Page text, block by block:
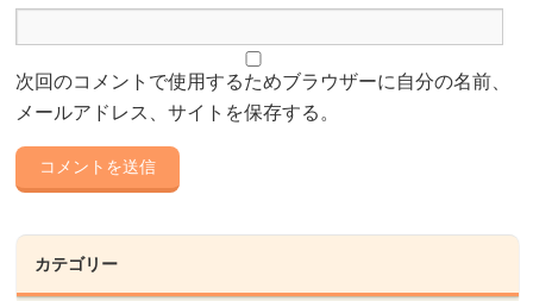
次回のコメントで使用するためブラウザーに自分の名前、
メールアドレス、サイトを保存する。
カテゴリー